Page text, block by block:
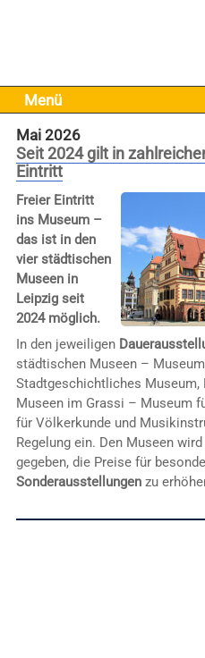
Menü
Mai 2026
Seit 2024 gilt in
Eintritt
Freier Eintritt
ins Museum –
das ist in den
vier städtischen
Museen in
Leipzig seit
2024 möglich.
In den jeweiligen
städtischen Museen –
Stadtgeschichtliches Museum,
Museen im Grassi – Museum
für Völkerkunde und
Regelung ein. Den Museen
gegeben, die Preise für
Sonderausstellungenzu